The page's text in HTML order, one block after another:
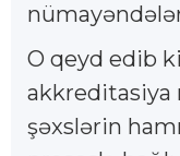
O qeyd edib
akkreditasiya
şəxslərin